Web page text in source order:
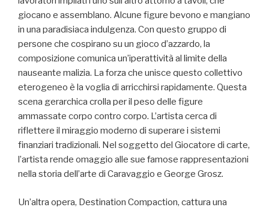
giocano e assemblano. Alcune figure bevono e mangiano
in una paradisiaca indulgenza. Con questo gruppo di
persone che cospirano su un gioco d’azzardo, la
composizione comunica un’iperattività al limite della
nauseante malizia. La forza che unisce questo collettivo
eterogeneo è la voglia di arricchirsi rapidamente. Questa
scena gerarchica crolla per il peso delle figure
ammassate corpo contro corpo. L’artista cerca di
riflettere il miraggio moderno di superare i sistemi
finanziari tradizionali. Nel soggetto del Giocatore di carte,
l’artista rende omaggio alle sue famose rappresentazioni
nella storia dell’arte di Caravaggio e George Grosz.
Un’altra opera, Destination Compaction, cattura una